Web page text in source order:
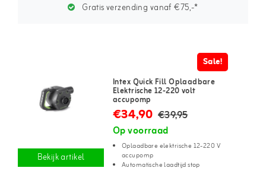
Gratis verzending vanaf €75,-*
Bekijk artikel
Sale!
Intex Quick Fill Oplaadbare
Elektrische 12-220 volt
accupomp
€34,90 €39,95
Op voorraad
Oplaadbare elektrische 12-220 V
accupomp
Automatische laadtijd stop